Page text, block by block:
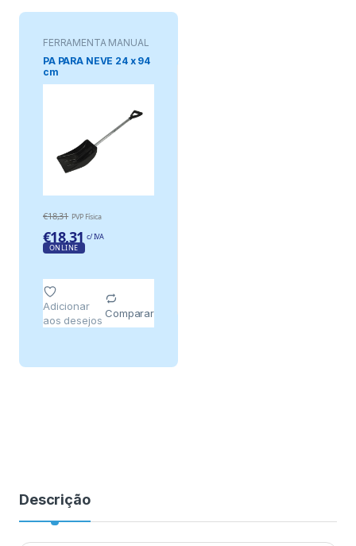
FERRAMENTA MANUAL
PA PARA NEVE 24 x 94
cm
€18,31 PVP Física
€18,31 c/ IVA
ONLINE
Adicionar
aos desejos
Comparar
Descrição